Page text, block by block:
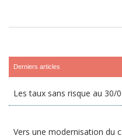
Derniers articles
Les taux sans risque au 30/
Vers une modernisation du